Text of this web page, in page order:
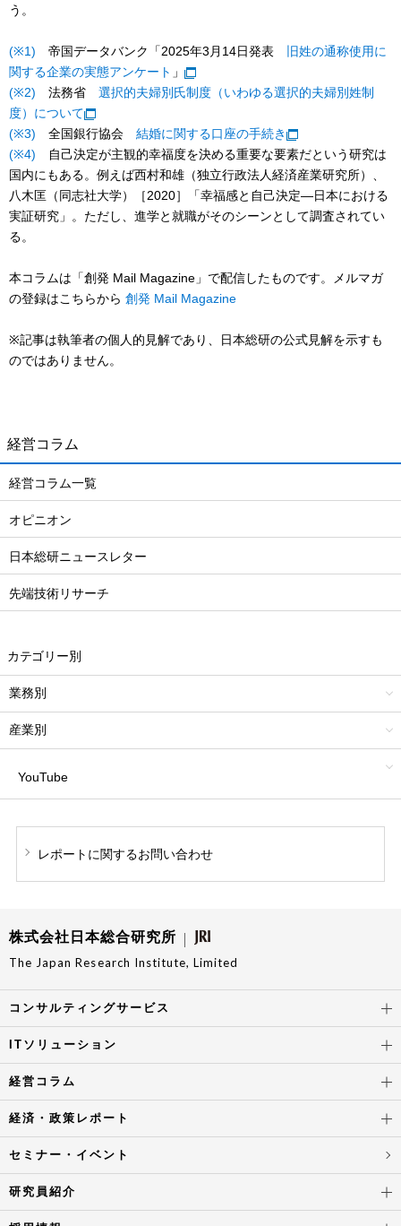
う。
(※1) 帝国データバンク「2025年3月14日発表
旧姓の通称使用に
関する企業の実態アンケート 」
(※2) 法務省 選択的夫婦別氏制度（いわゆる選択的夫婦別姓制
度）について
(※3) 全国銀行協会 結婚に関する口座の手続き
(※4) 自己決定が主観的幸福度を決める重要な要素だという研究は
国内にもある。例えば西村和雄（独立行政法人経済産業研究所）、
八木匡（同志社大学）［2020］「幸福感と自己決定―日本における
実証研究」。ただし、進学と就職がそのシーンとして調査されてい
る。
本コラムは「創発 Mail Magazine」で配信したものです。メルマガ
の登録はこちらから 創発 Mail Magazine
※記事は執筆者の個人的見解であり、日本総研の公式見解を示すも
のではありません。
経営コラム
経営コラム一覧
オピニオン
日本総研ニュースレター
先端技術リサーチ
カテゴリー別
業務別
産業別
YouTube
レポートに関するお問い合わせ
株式会社日本総合研究所
The Japan Research Institute, Limited
コンサルティングサービス
ITソリューション
経営コラム
経済・政策レポート
セミナー・イベント
研究員紹介